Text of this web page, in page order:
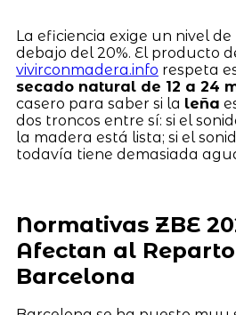
La eficiencia exige un nivel
debajo del 20%. El producto
vivirconmadera.info respeta
secado natural de 12 a 24
casero para saber si la leña
dos troncos entre sí: si el
la madera está lista; si el
todavía tiene demasiada
Normativas ZBE
Afectan al
Barcelona